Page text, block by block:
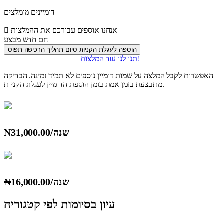
דומיינים מומלצים
אנחנו אוספים עבורכם את ההמלצות
חם חדש מבצע
הוספה לעגלת הקניות סיום תהליך הרכישה תפוס
תנו לנו עוד המלצות!
האפשרות לקבל המלצה על שמות דומיין נוספים לא תמיד זמינה. הבדיקה
מתבצעת בזמן אמת בזמן הוספת הדומיין לעגלת הקניות.
₦31,000.00/שנה
₦16,000.00/שנה
עיון בסיומות לפי קטגוריה